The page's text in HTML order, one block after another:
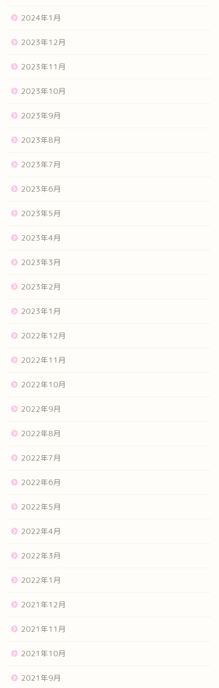
2024年1月
2023年12月
2023年11月
2023年10月
2023年9月
2023年8月
2023年7月
2023年6月
2023年5月
2023年4月
2023年3月
2023年2月
2023年1月
2022年12月
2022年11月
2022年10月
2022年9月
2022年8月
2022年7月
2022年6月
2022年5月
2022年4月
2022年3月
2022年1月
2021年12月
2021年11月
2021年10月
2021年9月